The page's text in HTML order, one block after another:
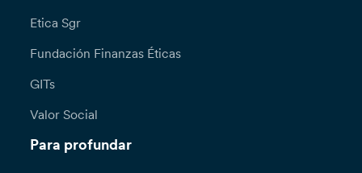
Etica Sgr
Fundación Finanzas Éticas
GITs
Valor Social
Para profundar